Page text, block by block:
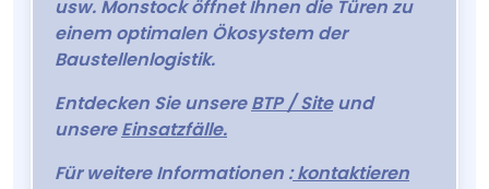
usw. Monstock öffnet Ihnen die Türen zu
einem optimalen Ökosystem der
Baustellenlogistik.
Entdecken Sie unsereBTP / Siteund
unsereEinsatzfälle.
Für weitere Informationen :kontaktieren